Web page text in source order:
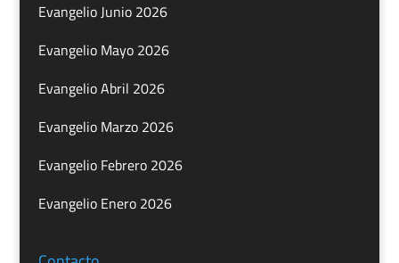
Evangelio Junio 2026
Evangelio Mayo 2026
Evangelio Abril 2026
Evangelio Marzo 2026
Evangelio Febrero 2026
Evangelio Enero 2026